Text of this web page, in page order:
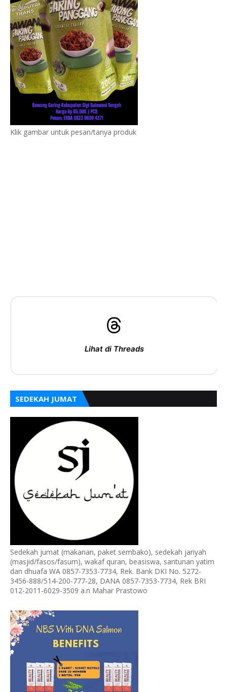
Klik gambar untuk pesan/tanya produk
Lihat di Threads
SEDEKAH JUMAT
Sedekah jumat (makanan, paket sembako), sedekah jariyah
(masjid/fasos/fasum), wakaf quran, beasiswa, santunan yatim
dan dhuafa WA 0857-7353-7734, Rek. Bank DKI No. 5272-
3456-888/514-200-777-28, DANA 0857-7353-7734, Rek BRI
012-2011-6029-3509 a.n Mahar Prastowo